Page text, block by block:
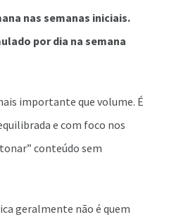
nas semanas iniciais.
por dia na semana
importante que volume. É
e com foco nos
conteúdo sem
geralmente não é quem